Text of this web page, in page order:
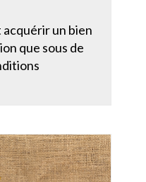
un bien
que sous de